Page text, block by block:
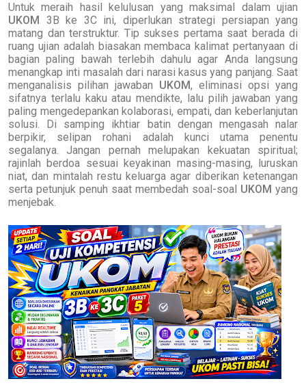
Untuk meraih hasil kelulusan yang maksimal dalam ujian
UKOM 3B ke 3C ini, diperlukan strategi persiapan yang
matang dan terstruktur. Tip sukses pertama saat berada di
ruang ujian adalah biasakan membaca kalimat pertanyaan di
bagian paling bawah terlebih dahulu agar Anda langsung
menangkap inti masalah dari narasi kasus yang panjang. Saat
menganalisis pilihan jawaban UKOM, eliminasi opsi yang
sifatnya terlalu kaku atau mendikte, lalu pilih jawaban yang
paling mengedepankan kolaborasi, empati, dan keberlanjutan
solusi. Di samping ikhtiar batin dengan mengasah nalar
berpikir, selipan rohani adalah kunci utama penentu
segalanya. Jangan pernah melupakan kekuatan spiritual;
rajinlah berdoa sesuai keyakinan masing-masing, luruskan
niat, dan mintalah restu keluarga agar diberikan ketenangan
serta petunjuk penuh saat membedah soal-soal UKOM yang
menjebak.